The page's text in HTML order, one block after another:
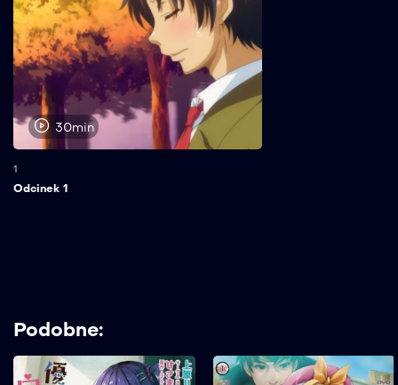
30min
1
Odcinek 1
Podobne: